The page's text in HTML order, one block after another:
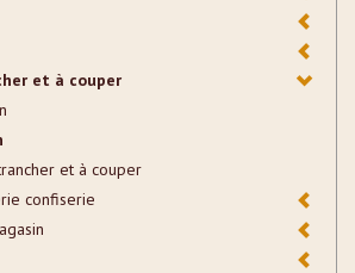
et à couper
et à couper
confiserie